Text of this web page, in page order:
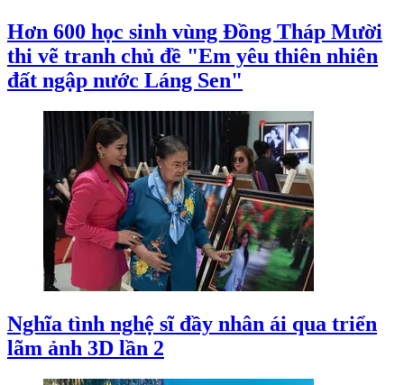
Hơn 600 học sinh vùng Đồng Tháp Mười
thi vẽ tranh chủ đề "Em yêu thiên nhiên
đất ngập nước Láng Sen"
Nghĩa tình nghệ sĩ đầy nhân ái qua triển
lãm ảnh 3D lần 2